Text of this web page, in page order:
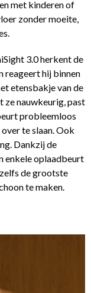
met kinderen of
zonder moeite,
3.0 herkent de
reageert hij binnen
etensbakje van de
ze nauwkeurig, past
probleemloos
te slaan. Ook
Dankzij de
enkele oplaadbeurt
de grootste
te maken.